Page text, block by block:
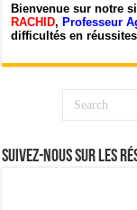
Bienvenue sur notre
RACHID,Professeur
difficultés en
Suivez-nous sur les